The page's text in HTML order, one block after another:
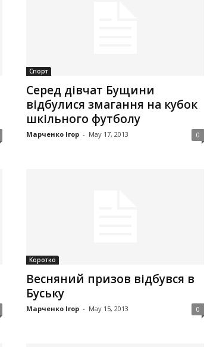
Спорт
Серед дівчат Бущини
відбулися змагання на кубок
шкільного футболу
Марченко Ігор - May 17, 2013 0
Коротко
Весняний призов відбувся в
Буську
Марченко Ігор - May 15, 2013 0